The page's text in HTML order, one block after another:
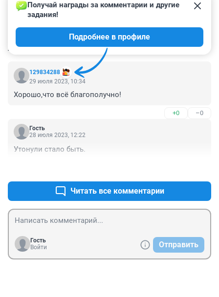
КОММЕНТАРИИ 3
129834288
Получай награды за комментарии и другие
задания!
Подробнее в профиле
29 июля 2023, 10:34
Хорошо,что всё благополучно!
+0 –0
Гость
28 июля 2023, 12:22
Утонули стало быть.
Читать все комментарии
Гость
Войти
Отправить